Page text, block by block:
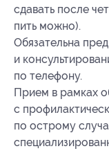
сдавать после
пить можно).
Обязательна
и
по телефону.
Прием в рамках
с
по острому